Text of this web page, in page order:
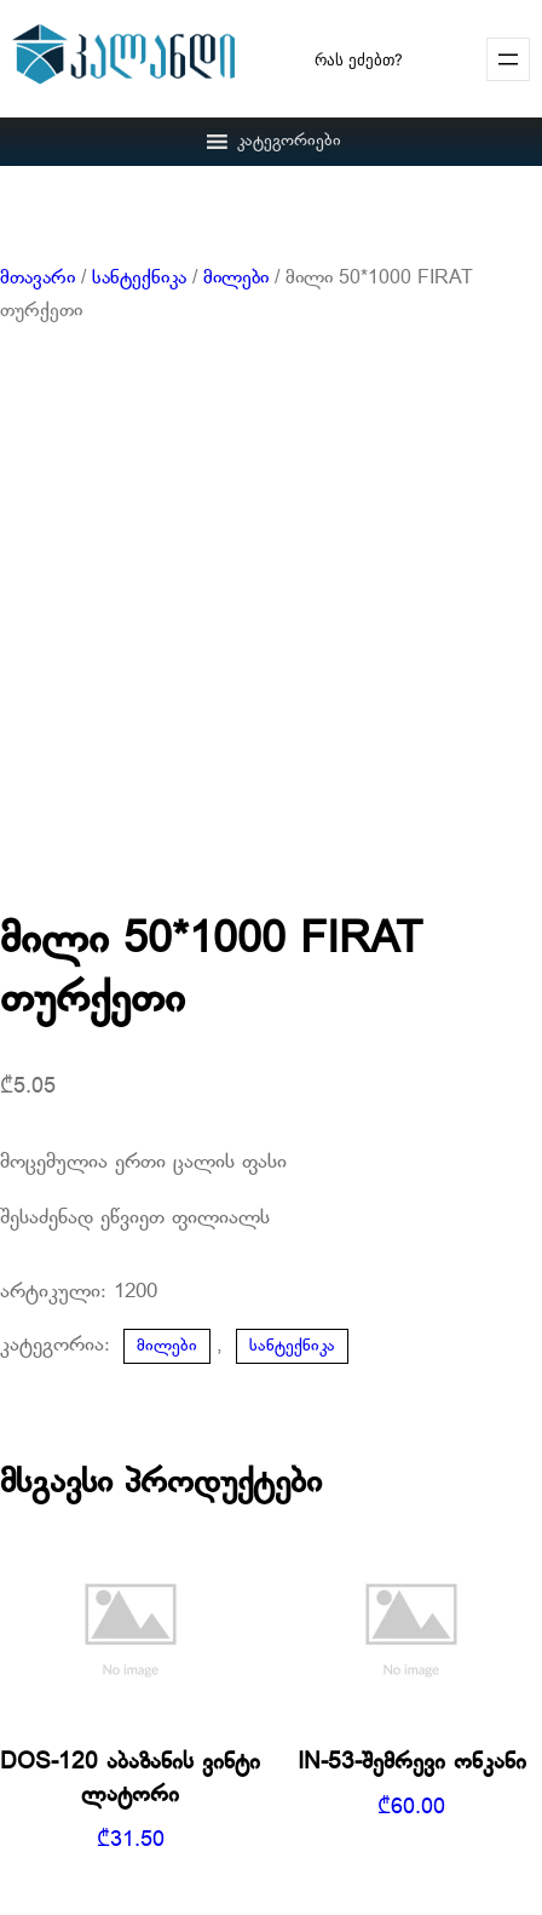
Search
კატეგორიები
მთავარი / სანტექნიკა / მილები / მილი 50*1000 FIRAT
თურქეთი
მილი 50*1000 FIRAT
თურქეთი
₾5.05
მოცემულია ერთი ცალის ფასი
შესაძენად ეწვიეთ ფილიალს
არტიკული: 1200
კატეგორია: მილები , სანტექნიკა
მსგავსი პროდუქტები
DOS-120 აბაზანის ვინტი
ლატორი
₾31.50
IN-53-შემრევი ონკანი
₾60.00